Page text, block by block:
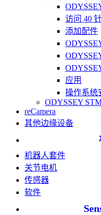
访问 40
添加配件
应用
操作系统
ODYSSEY
reCamera
其他边缘设备
机器人套件
关节电机
传感器
软件